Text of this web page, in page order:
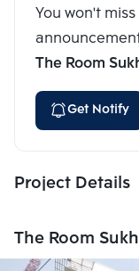
You won't
The Room
Get Notify
Project Details
The Room